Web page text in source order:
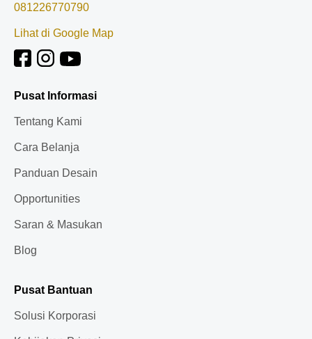
081226770790
Lihat di Google Map
Pusat Informasi
Tentang Kami
Cara Belanja
Panduan Desain
Opportunities
Saran & Masukan
Blog
Pusat Bantuan
Solusi Korporasi